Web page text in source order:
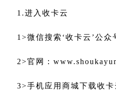
1.进入收卡云
1>微信搜索‘收卡云’公众
2>官网：
3>手机应用商城下载收卡